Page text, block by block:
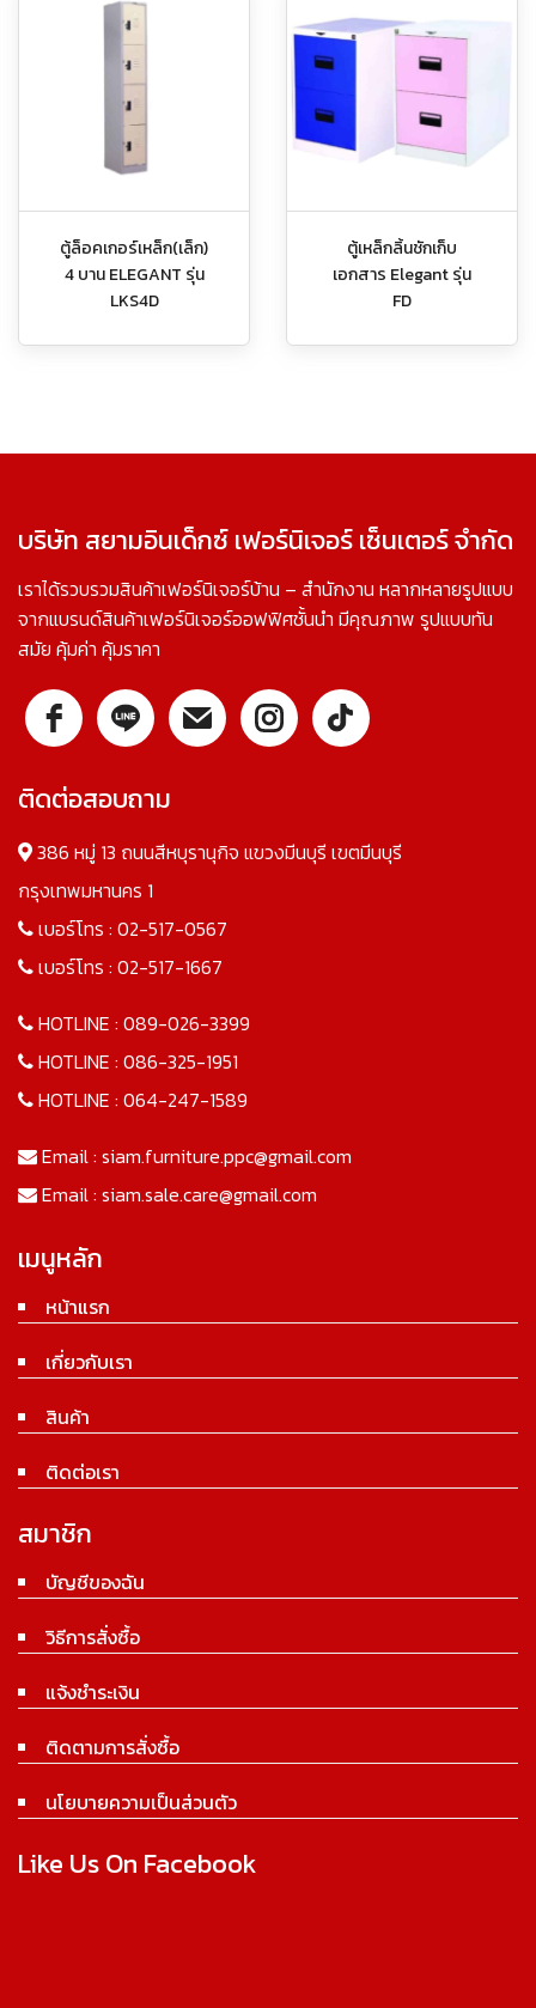
ตู้ล็อคเกอร์เหล็ก(เล็ก)
4 บาน ELEGANT รุ่น
LKS4D
ตู้เหล็กลิ้นชักเก็บ
เอกสาร Elegant รุ่น
FD
บริษัท สยามอินเด็กซ์ เฟอร์นิเจอร์ เซ็นเตอร์ จำกัด
เราได้รวบรวมสินค้าเฟอร์นิเจอร์บ้าน – สำนักงาน หลากหลายรูปแบบ
จากแบรนด์สินค้าเฟอร์นิเจอร์ออฟฟิศชั้นนำ มีคุณภาพ รูปแบบทัน
สมัย คุ้มค่า คุ้มราคา
ติดต่อสอบถาม
386 หมู่ 13 ถนนสีหบุรานุกิจ แขวงมีนบุรี เขตมีนบุรี
กรุงเทพมหานคร 1
เบอร์โทร : 02-517-0567
เบอร์โทร : 02-517-1667
HOTLINE : 089-026-3399
HOTLINE : 086-325-1951
HOTLINE : 064-247-1589
Email : siam.furniture.ppc@gmail.com
Email : siam.sale.care@gmail.com
เมนูหลัก
หน้าแรก
เกี่ยวกับเรา
สินค้า
ติดต่อเรา
สมาชิก
บัญชีของฉัน
วิธีการสั่งซื้อ
แจ้งชำระเงิน
ติดตามการสั่งซื้อ
นโยบายความเป็นส่วนตัว
Like Us On Facebook